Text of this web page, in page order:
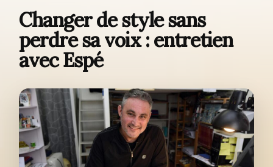
Changer de style sans
perdre sa voix : entretien
avec Espé